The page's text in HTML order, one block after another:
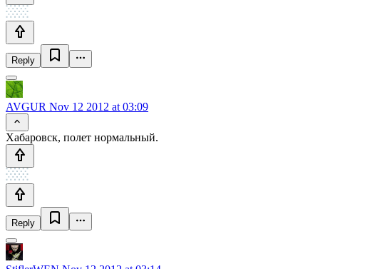
Reply
AVGUR Nov 12 2012 at 03:09
Хабаровск, полет нормальный.
Reply